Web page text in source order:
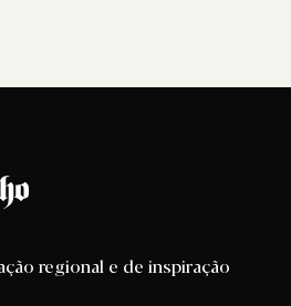
regional e de inspiração